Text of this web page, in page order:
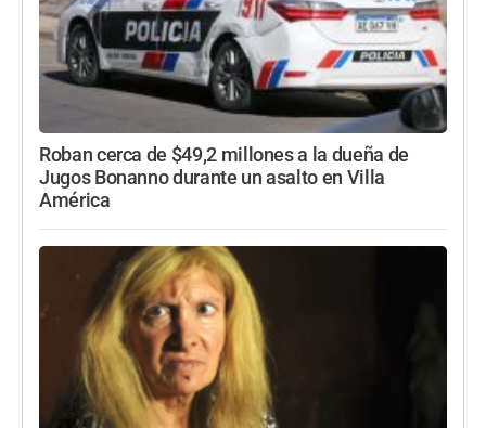
Roban cerca de $49,2 millones a la dueña de
Jugos Bonanno durante un asalto en Villa
América